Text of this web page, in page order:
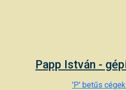
Papp István -
'P' betűs